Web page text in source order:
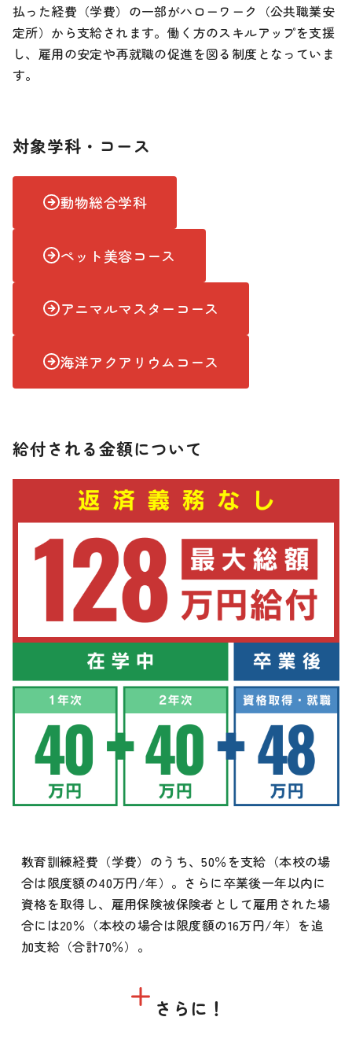
払った経費（学費）の一部がハローワーク（公共職業安
定所）から支給されます。働く方のスキルアップを支援
し、雇用の安定や再就職の促進を図る制度となっていま
す。
対象学科・コース
動物総合学科
ペット美容コース
アニマルマスターコース
海洋アクアリウムコース
給付される金額について
教育訓練経費（学費）のうち、50％を支給（本校の場
合は限度額の40万円/年）。さらに卒業後一年以内に
資格を取得し、雇用保険被保険者として雇用された場
合には20％（本校の場合は限度額の16万円/年）を追
加支給（合計70％）。
さらに！